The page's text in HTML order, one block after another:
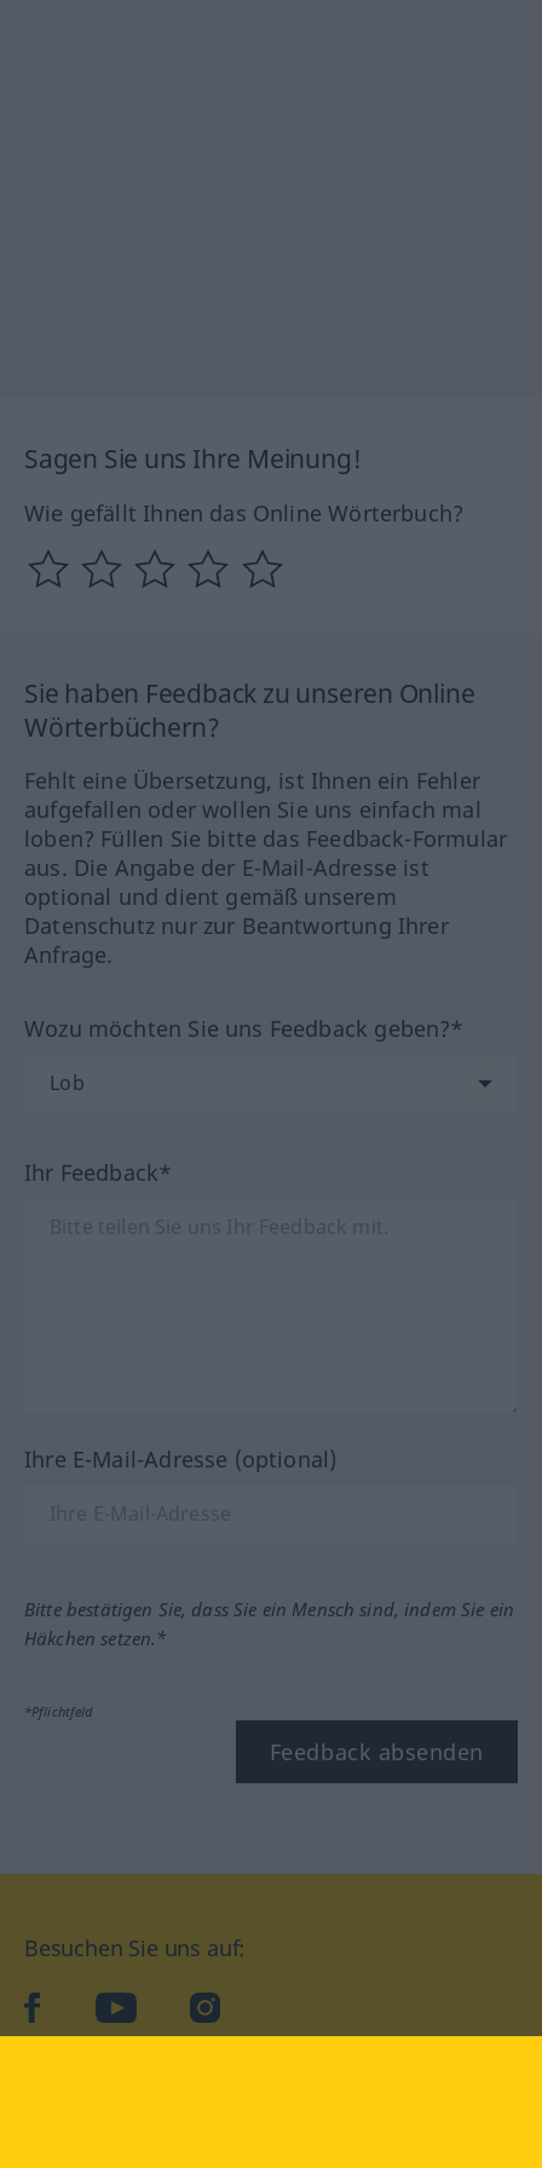
Sagen Sie uns Ihre Meinung!
Wie gefällt Ihnen das Online Wörterbuch?
Sie haben Feedback zu unseren Online
Wörterbüchern?
Fehlt eine Übersetzung, ist Ihnen ein Fehler
aufgefallen oder wollen Sie uns einfach mal
loben? Füllen Sie bitte das Feedback-Formular
aus. Die Angabe der E-Mail-Adresse ist
optional und dient gemäß unserem
Datenschutz nur zur Beantwortung Ihrer
Anfrage.
Wozu möchten Sie uns Feedback geben?*
Ihr Feedback*
Ihre E-Mail-Adresse (optional)
Bitte bestätigen Sie, dass Sie ein Mensch sind, indem Sie ein
Häkchen setzen.*
*Pflichtfeld
Feedback absenden
Besuchen Sie uns auf:
facebookYouTube Instagram